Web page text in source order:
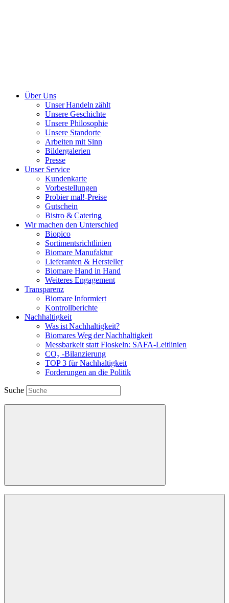
Über Uns
Unser Handeln zählt
Unsere Geschichte
Unsere Philosophie
Unsere Standorte
Arbeiten mit Sinn
Bildergalerien
Presse
Unser Service
Kundenkarte
Vorbestellungen
Probier mal!-Preise
Gutschein
Bistro & Catering
Wir machen den Unterschied
Biopico
Sortimentsrichtlinien
Biomare Manufaktur
Lieferanten & Hersteller
Biomare Hand in Hand
Weiteres Engagement
Transparenz
Biomare Informiert
Kontrollberichte
Nachhaltigkeit
Was ist Nachhaltigkeit?
Biomares Weg der Nachhaltigkeit
Messbarkeit statt Floskeln: SAFA-Leitlinien
CO₂ -Bilanzierung
TOP 3 für Nachhaltigkeit
Forderungen an die Politik
Suche